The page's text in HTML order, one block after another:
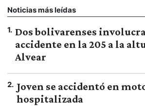
Noticias más leídas
1. Dos bolivarenses
accidente en la 205 a la
Alvear
2. Joven se accidentó en
hospitalizada